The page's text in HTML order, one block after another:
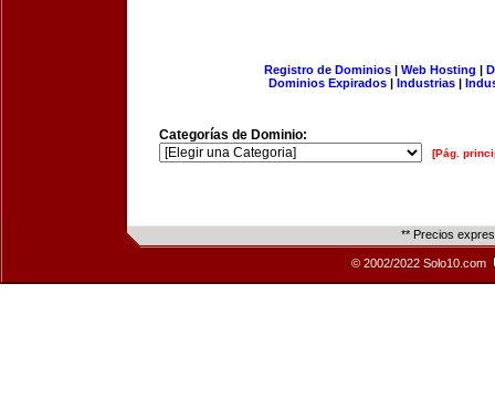
Registro de Dominios| Web Hosting |
Dominios Expirados | Industrias |
Categorías de Dominio:
[Pág.
** Precios
© 2002/2022 Solo10.com